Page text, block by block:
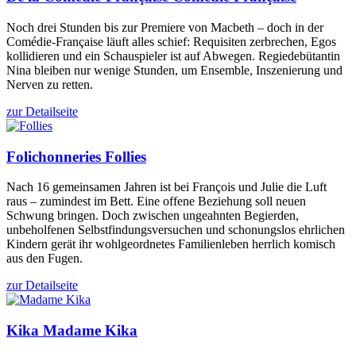
Noch drei Stunden bis zur Premiere von Macbeth – doch in der
Comédie-Française läuft alles schief: Requisiten zerbrechen, Egos
kollidieren und ein Schauspieler ist auf Abwegen. Regiedebütantin
Nina bleiben nur wenige Stunden, um Ensemble, Inszenierung und
Nerven zu retten.
zur Detailseite
Folichonneries Follies
Nach 16 gemeinsamen Jahren ist bei François und Julie die Luft
raus – zumindest im Bett. Eine offene Beziehung soll neuen
Schwung bringen. Doch zwischen ungeahnten Begierden,
unbeholfenen Selbstfindungsversuchen und schonungslos ehrlichen
Kindern gerät ihr wohlgeordnetes Familienleben herrlich komisch
aus den Fugen.
zur Detailseite
Kika Madame Kika